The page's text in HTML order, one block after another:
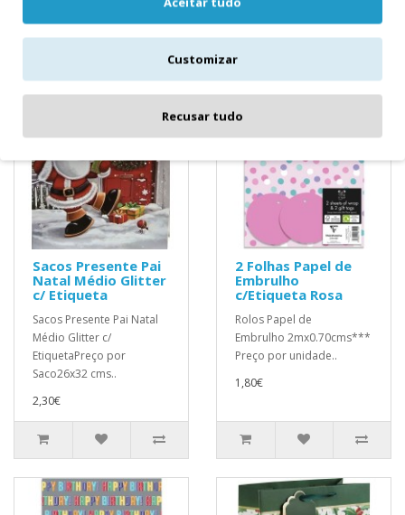
Sacos Presente Pai
Natal Médio Glitter
c/ Etiqueta
Sacos Presente Pai Natal
Médio Glitter c/
EtiquetaPreço por
Saco26x32 cms..
2,30€
2 Folhas Papel de
Embrulho
c/Etiqueta Rosa
Rolos Papel de
Embrulho 2mx0.70cms***
Preço por unidade..
1,80€
Customizar
Recusar tudo